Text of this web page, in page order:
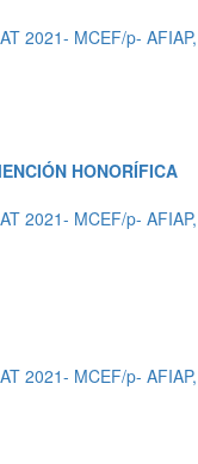
2021- MCEF/p- AFIAP,
HONORÍFICA
2021- MCEF/p- AFIAP,
2021- MCEF/p- AFIAP,